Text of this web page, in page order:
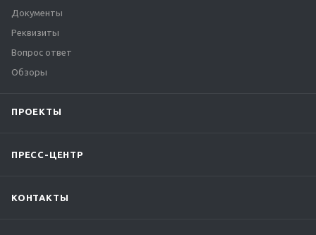
Документы
Реквизиты
Вопрос ответ
Обзоры
ПРОЕКТЫ
ПРЕСС-ЦЕНТР
КОНТАКТЫ